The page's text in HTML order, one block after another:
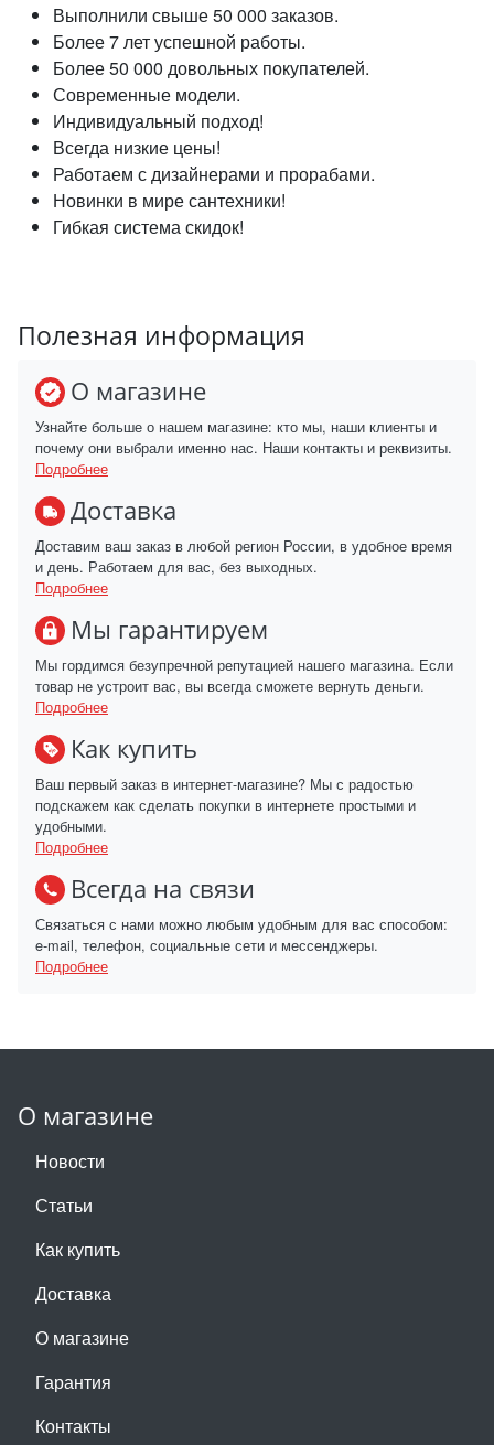
Выполнили свыше 50 000 заказов.
Более 7 лет успешной работы.
Более 50 000 довольных покупателей.
Современные модели.
Индивидуальный подход!
Всегда низкие цены!
Работаем с дизайнерами и прорабами.
Новинки в мире сантехники!
Гибкая система скидок!
Полезная информация
О магазине
Узнайте больше о нашем магазине: кто мы, наши клиенты и
почему они выбрали именно нас. Наши контакты и реквизиты.
Подробнее
Доставка
Доставим ваш заказ в любой регион России, в удобное время
и день. Работаем для вас, без выходных.
Подробнее
Мы гарантируем
Мы гордимся безупречной репутацией нашего магазина. Если
товар не устроит вас, вы всегда сможете вернуть деньги.
Подробнее
Как купить
Ваш первый заказ в интернет-магазине? Мы с радостью
подскажем как сделать покупки в интернете простыми и
удобными.
Подробнее
Всегда на связи
Связаться с нами можно любым удобным для вас способом:
e-mail, телефон, социальные сети и мессенджеры.
Подробнее
О магазине
Новости
Статьи
Как купить
Доставка
О магазине
Гарантия
Контакты